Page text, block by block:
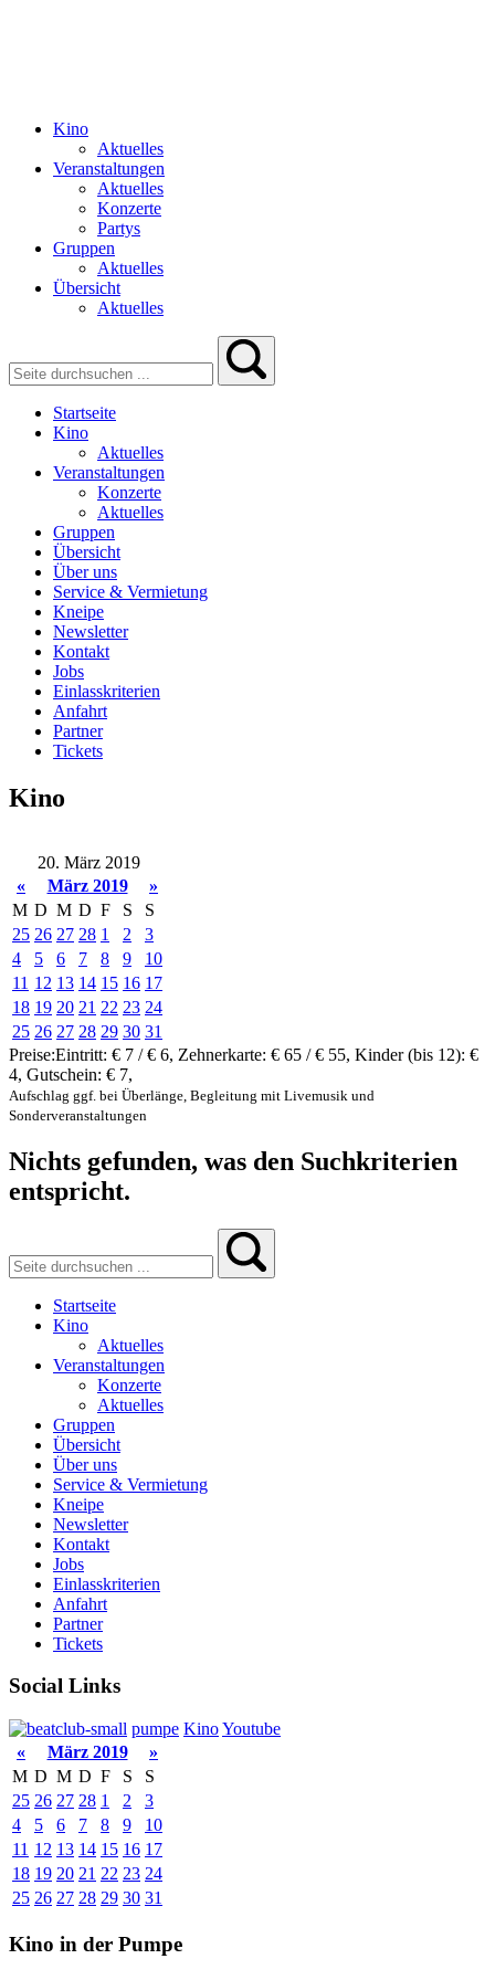
Kino
Aktuelles
Veranstaltungen
Aktuelles
Konzerte
Partys
Gruppen
Aktuelles
Übersicht
Aktuelles
Startseite
Kino
Aktuelles
Veranstaltungen
Konzerte
Aktuelles
Gruppen
Übersicht
Über uns
Service & Vermietung
Kneipe
Newsletter
Kontakt
Jobs
Einlasskriterien
Anfahrt
Partner
Tickets
Kino
20. März 2019
«
März 2019
»
M D M D F S
S
25 26 27 28 1 2
3
4
5 6 7 8 9
10
11 12 13 14 15 16 17
18 19 20 21 22 23 24
25 26 27 28 29 30 31
Preise:Eintritt: € 7 / € 6, Zehnerkarte: € 65 / € 55, Kinder (bis 12): €
4, Gutschein: € 7,
Aufschlag ggf. bei Überlänge, Begleitung mit Livemusik und
Sonderveranstaltungen
Nichts gefunden, was den Suchkriterien
entspricht.
Startseite
Kino
Aktuelles
Veranstaltungen
Konzerte
Aktuelles
Gruppen
Übersicht
Über uns
Service & Vermietung
Kneipe
Newsletter
Kontakt
Jobs
Einlasskriterien
Anfahrt
Partner
Tickets
Social Links
pumpe KinoYoutube
«
März 2019
»
M D M D F S
S
25 26 27 28 1 2
3
4
5 6 7 8 9
10
11 12 13 14 15 16 17
18 19 20 21 22 23 24
25 26 27 28 29 30 31
Kino in der Pumpe